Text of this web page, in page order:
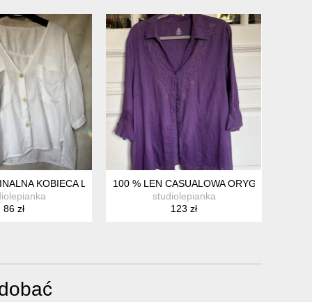
EFEKTOWNA
KOBIECA LNIANA BLUZKA - PRZEWIEWNA NATURALNA
86 zł
100 % LEN CASUALOWA ORYGINALNA
studiolepianka
123 zł